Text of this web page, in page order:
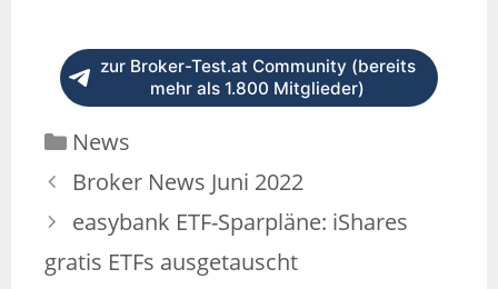
zur Broker-Test.at Community (bereits
mehr als 1.800 Mitglieder)
News
Broker News Juni 2022
easybank ETF-Sparpläne: iShares
gratis ETFs ausgetauscht